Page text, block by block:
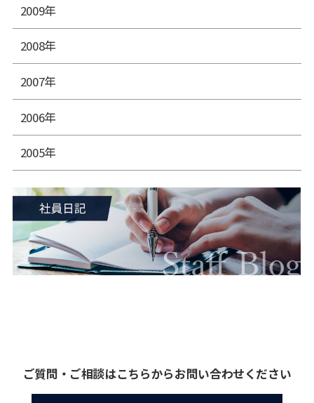
2009年
2008年
2007年
2006年
2005年
ご質問・ご相談はこちらからお問い合わせください